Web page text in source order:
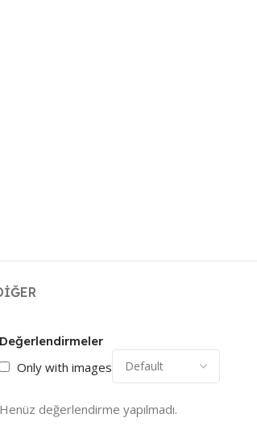
Değerlendirmeler
Only with images
Henüz değerlendirme yapılmadı.